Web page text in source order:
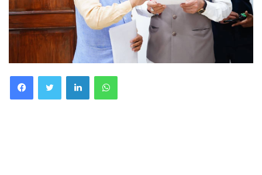
FacebookTwitter LinkedInWhatsApp